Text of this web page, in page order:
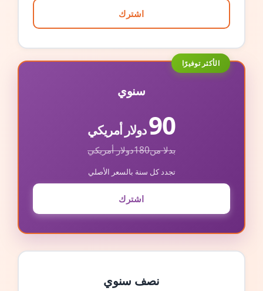
اشترك
الأكثر توفيرًا
سنوي
90دولار أمريكي
بدلا من180دولار أمريكي
تجدد كل سنة بالسعر الأصلي
اشترك
نصف سنوي